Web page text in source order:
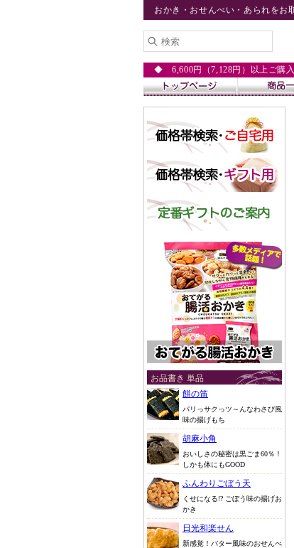
おかき・おせんべい・あられを
◆ 6,600円（7,128円）以上ご購入
お品書き 単品
餅の笛
パリっサクっツ～んなわさび風
味の揚げもち
胡麻小角
おいしさの秘密は黒ごま60％！
しかも体にもGOOD
ふんわりごぼう天
くせになる!? ごぼう味の揚げお
かき
日光和楽せん
新感覚！バター風味のおせんべ